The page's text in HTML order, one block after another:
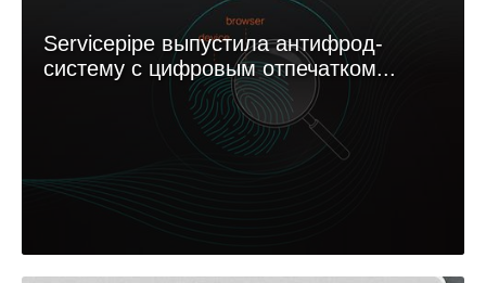
Servicepipe выпустила антифрод-
систему с цифровым отпечатком...